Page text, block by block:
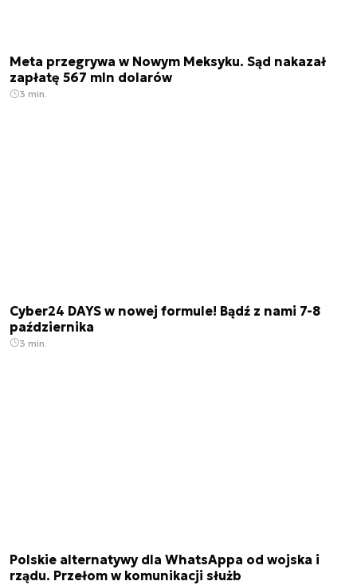
Meta przegrywa w Nowym Meksyku. Sąd nakazał
zapłatę 567 mln dolarów
3 min.
Cyber24 DAYS w nowej formule! Bądź z nami 7-8
października
3 min.
Polskie alternatywy dla WhatsAppa od wojska i
rządu. Przełom w komunikacji służb